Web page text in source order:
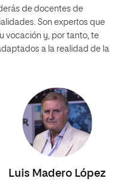
de docentes de
Son expertos que
vocación y, por tanto, te
a la realidad de la
Luis Madero López